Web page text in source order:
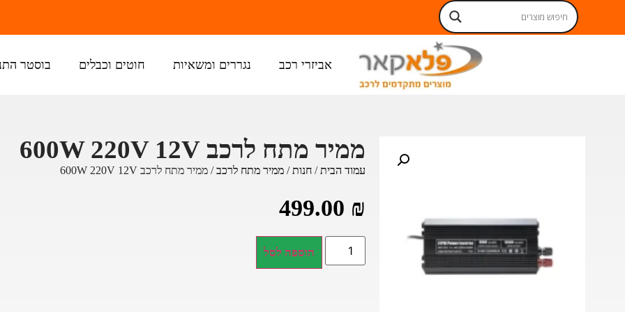
אביזרי רכב נגררים ומשאיות חוטים וכבלים בוסטר
ממיר מתח לרכב 600W 220V 12V
עמוד הבית/חנות/ממיר מתח לרכב/ ממיר מתח לרכב 600W 220V 12V
499.00 ₪
הוספה לסל